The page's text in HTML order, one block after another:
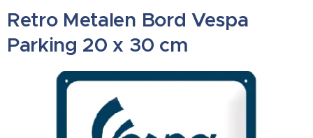
Retro Metalen Bord Vespa
Parking 20 x 30 cm